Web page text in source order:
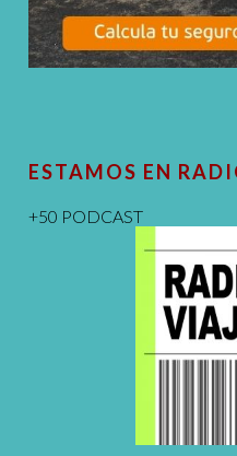
ESTAMOS EN
+50 PODCAST